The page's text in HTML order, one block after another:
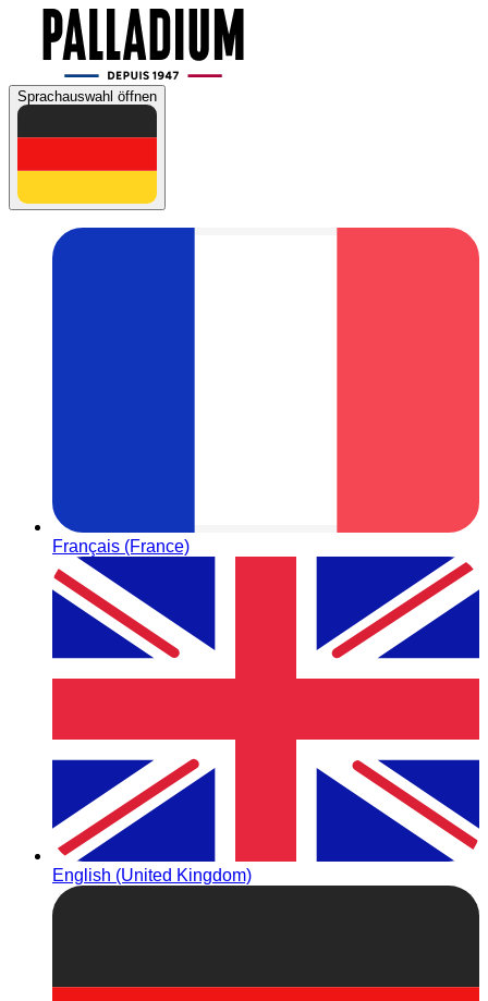
Sprachauswahl öffnen
Français (France)
English (United Kingdom)